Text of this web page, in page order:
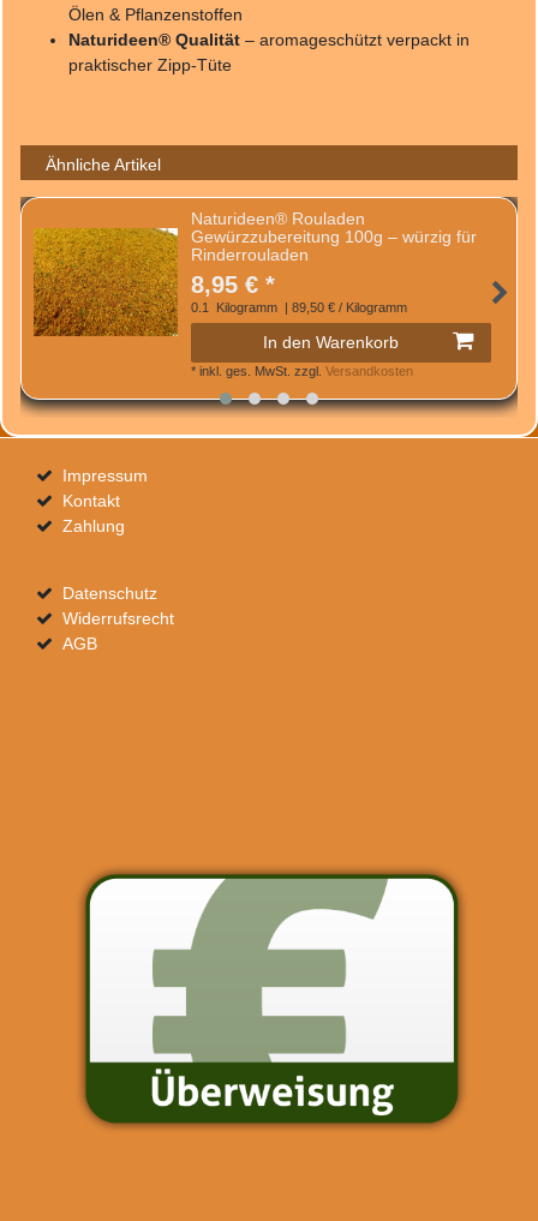
Ölen & Pflanzenstoffen
Naturideen® Qualität – aromageschützt verpackt in
praktischer Zipp-Tüte
Ähnliche Artikel
Naturideen® Rouladen
Gewürzzubereitung 100g – würzig für
Rinderrouladen
8,95 € *
0.1 Kilogramm | 89,50 € / Kilogramm
In den Warenkorb
* inkl. ges. MwSt. zzgl. Versandkosten
Impressum
Kontakt
Zahlung
Datenschutz
Widerrufsrecht
AGB